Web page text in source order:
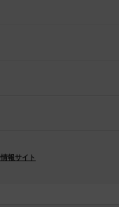
報サイト